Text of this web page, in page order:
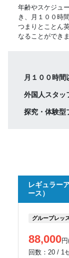
年齢やスケジュ
き、月１００時
つまりとことん
なることができま
月１００時間
外国人スタッ
探究・体験型
レギュラー
ース）
グループレッ
88,000
回数：20 / 1